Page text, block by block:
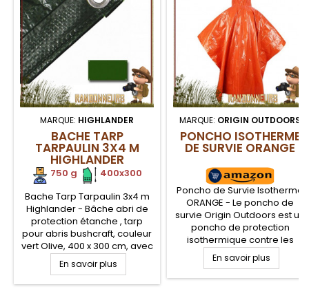
MARQUE: HIGHLANDER
BACHE TARP
TARPAULIN 3X4 M
HIGHLANDER
750 g
400x300
Bache Tarp Tarpaulin 3x4 m
Highlander - Bâche abri de
protection étanche , tarp
pour abris bushcraft, couleur
vert Olive, 400 x 300 cm, avec
œillets aluminium aux quatre
coins. Bâche en Polyéthylène
résistante de 100 gs/m2 mais
En savoir plus
MARQUE: ORIGIN OUTDOORS
PONCHO ISOTHERME
DE SURVIE ORANGE
Poncho de Survie Isotherme
ORANGE - Le poncho de
survie Origin Outdoors est un
poncho de protection
isothermique contre les
éléments (froid, vent, pluie)
compact et très léger pour la
survie, bushcraft et la
En savoir plus